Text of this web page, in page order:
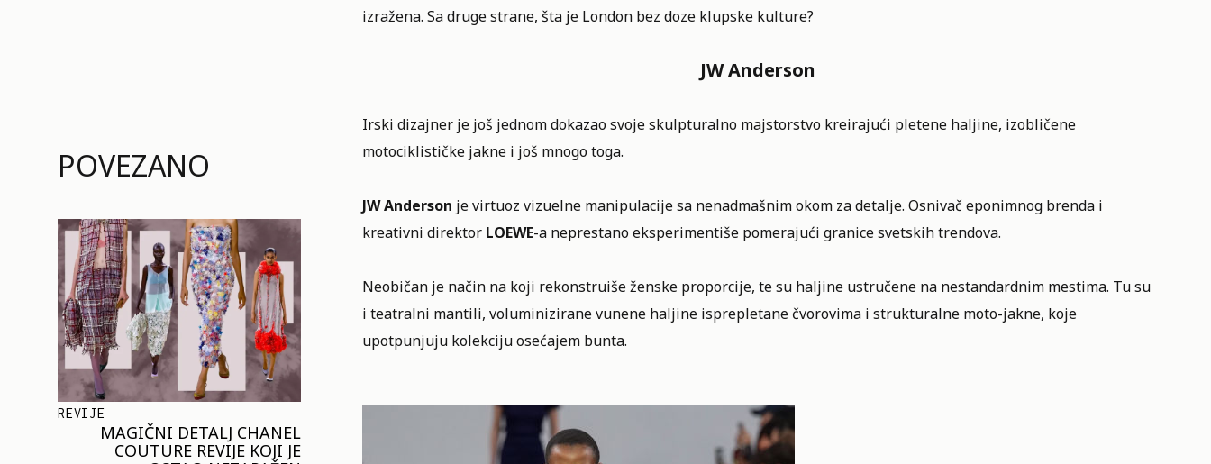
POVEZANO
REVIJE
MAGIČNI DETALJ CHANEL
COUTURE REVIJE KOJI JE
izražena. Sa druge strane, šta je London bez doze klupske kulture?
JW Anderson
Irski dizajner je još jednom dokazao svoje skulpturalno majstorstvo kreirajući pletene haljine, izobličene
motociklističke jakne i još mnogo toga.
JW Anderson je virtuoz vizuelne manipulacije sa nenadmašnim okom za detalje. Osnivač eponimnog brenda i
kreativni direktor LOEWE-a neprestano eksperimentiše pomerajući granice svetskih trendova.
Neobičan je način na koji rekonstruiše ženske proporcije, te su haljine ustručene na nestandardnim mestima. Tu su
i teatralni mantili, voluminizirane vunene haljine isprepletane čvorovima i strukturalne moto-jakne, koje
upotpunjuju kolekciju osećajem bunta.